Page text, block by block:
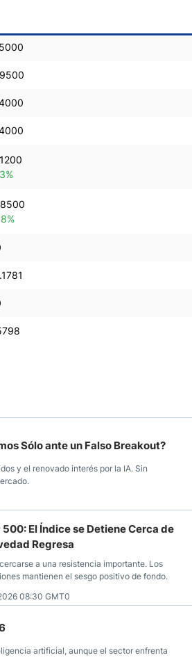
Sólo ante un Falso Breakout?
y el renovado interés por la IA. Sin
El Índice se Detiene Cerca de
Regresa
a una resistencia importante. Los
mantienen el sesgo positivo de fondo.
08:30 GMT0
artificial, aunque el sector enfrenta